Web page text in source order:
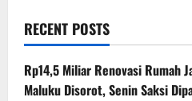
RECENT POSTS
Rp14,5 Miliar Renovasi Rumah
Maluku Disorot, Senin Saksi